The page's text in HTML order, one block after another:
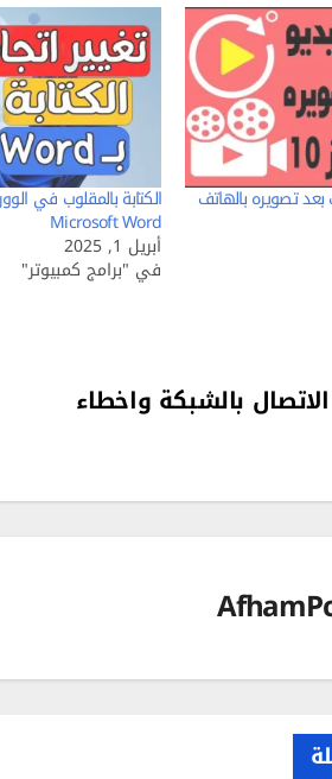
بعد تصويره بالهاتف
Microsoft Word
أبريل 1, 2025
في "برامج كمبيوتر"
بالشبكة واخطاء